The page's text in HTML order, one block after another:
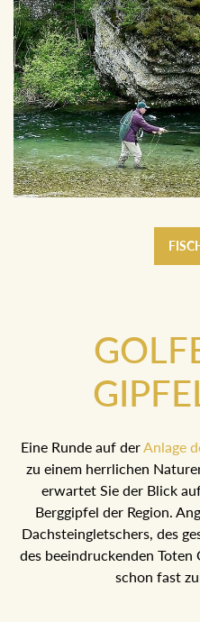
Eine Runde auf derAnlage
zu einem herrlichen
erwartet Sie der Blick
Berggipfel der Region.
Dachsteingletschers, des
des beeindruckenden
schon fast